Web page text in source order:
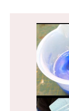
inovadoras
resinadas.